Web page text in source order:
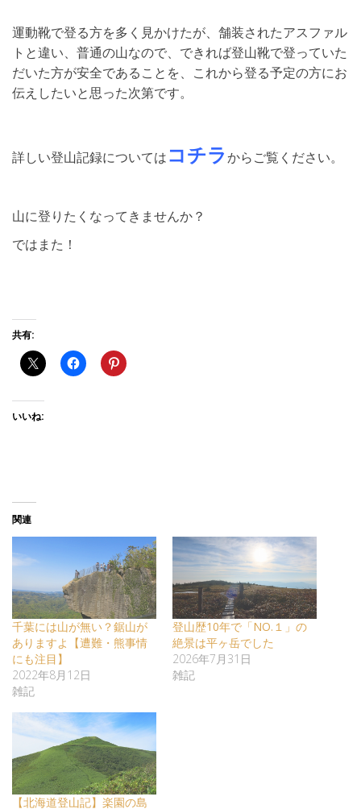
運動靴で登る方を多く見かけたが、舗装されたアスファル
トと違い、普通の山なので、できれば登山靴で登っていた
だいた方が安全であることを、これから登る予定の方にお
伝えしたいと思った次第です。
詳しい登山記録についてはコチラからご覧ください。
山に登りたくなってきませんか？
ではまた！
共有:
いいね:
関連
千葉には山が無い？鋸山が
ありますよ【遭難・熊事情
にも注目】
2022年8月12日
雑記
登山歴10年で「NO.１」の
絶景は平ヶ岳でした
2026年7月31日
雑記
【北海道登山記】楽園の島